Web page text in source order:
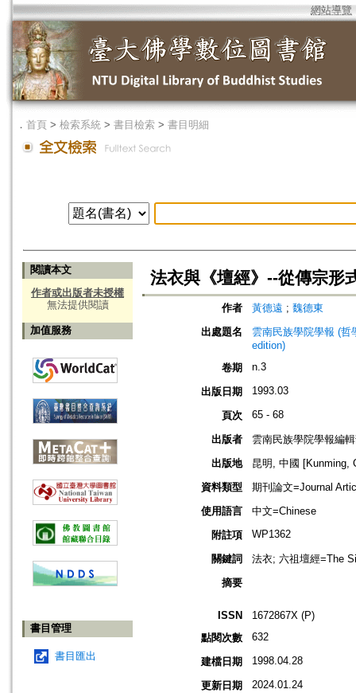
網站導覽
． 首頁 > 檢索系統 > 書目檢索 > 書目明細
閱讀本文
作者或出版者未授權
無法提供閱讀
加值服務
書目管理
書目匯出
法衣與《壇經》--從傳宗形
作者 黃德遠 ; 魏德東
出處題名
雲南民族學院學報 (
edition)
卷期
n.3
出版日期 1993.03
頁次 65 - 68
出版者
雲南民族學院學報編
出版地
昆明, 中國 [Kunming,
資料類型
期刊論文=Journal
使用語言
中文=Chinese
附註項
WP1362
關鍵詞
法衣; 六祖壇經=The
摘要
ISSN
1672867X (P)
點閱次數
632
建檔日期 1998.04.28
更新日期 2024.01.24